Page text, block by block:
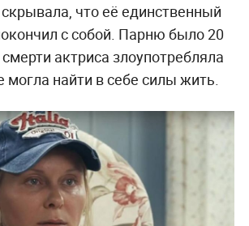
что её единственный
с собой. Парню было 20
актриса злоупотребляла
могла найти в себе силы жить.